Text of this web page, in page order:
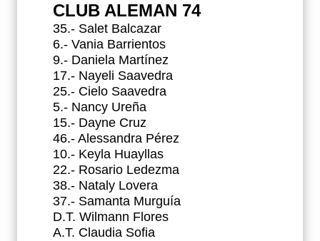
CLUB ALEMAN 74
35.- Salet Balcazar
6.- Vania Barrientos
9.- Daniela Martínez
17.- Nayeli Saavedra
25.- Cielo Saavedra
5.- Nancy Ureña
15.- Dayne Cruz
46.- Alessandra Pérez
10.- Keyla Huayllas
22.- Rosario Ledezma
38.- Nataly Lovera
37.- Samanta Murguía
D.T. Wilmann Flores
A.T. Claudia Sofia